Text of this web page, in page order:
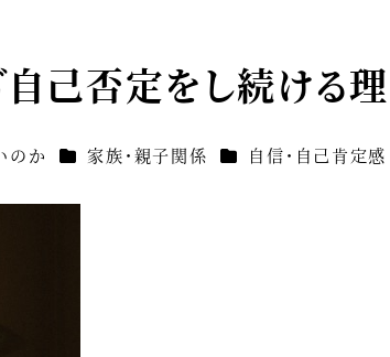
己否定をし続ける
のか カテゴリー
家族・親子関係 カテゴリー
自信・自己肯定感